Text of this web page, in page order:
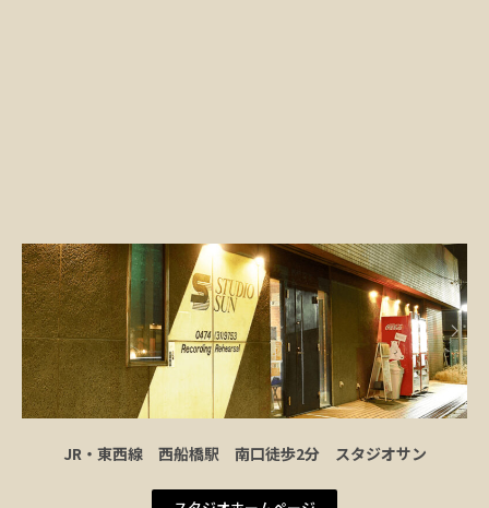
JR・東西線 西船橋駅 南口徒歩2分 スタジオサン